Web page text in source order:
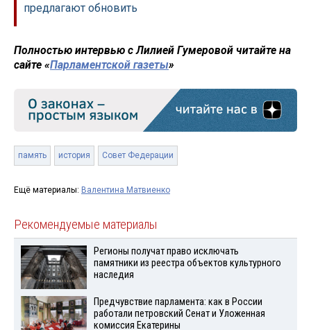
предлагают обновить
Полностью интервью с Лилией Гумеровой читайте на
сайте «Парламентской газеты»
память история Совет Федерации
Ещё материалы: Валентина Матвиенко
Рекомендуемые материалы
Регионы получат право исключать
памятники из реестра объектов культурного
наследия
Предчувствие парламента: как в России
работали петровский Сенат и Уложенная
комиссия Екатерины